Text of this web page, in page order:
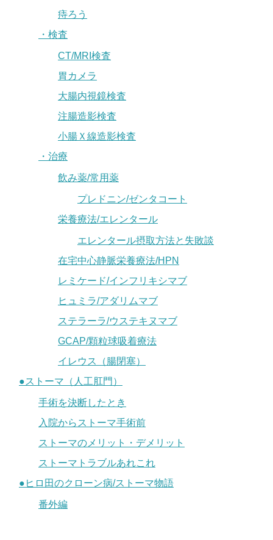
痔ろう
・検査
CT/MRI検査
胃カメラ
大腸内視鏡検査
注腸造影検査
小腸Ｘ線造影検査
・治療
飲み薬/常用薬
プレドニン/ゼンタコート
栄養療法/エレンタール
エレンタール摂取方法と失敗談
在宅中心静脈栄養療法/HPN
レミケード/インフリキシマブ
ヒュミラ/アダリムマブ
ステラーラ/ウステキヌマブ
GCAP/顆粒球吸着療法
イレウス（腸閉塞）
●ストーマ（人工肛門）
手術を決断したとき
入院からストーマ手術前
ストーマのメリット・デメリット
ストーマトラブルあれこれ
●ヒロ田のクローン病/ストーマ物語
番外編